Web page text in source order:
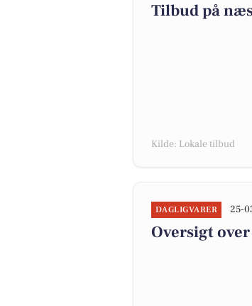
Tilbud på
Kilde: Lokale tilbud
DAGLIGVARER 25-
Oversigt